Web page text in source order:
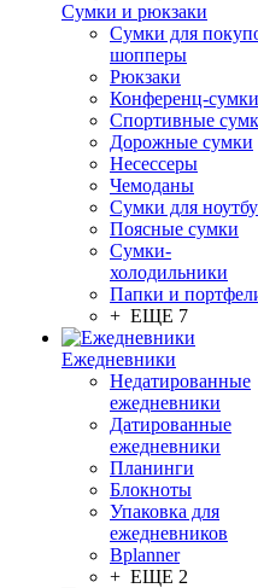
Сумки и рюкзаки
Сумки для
шопперы
Рюкзаки
Конференц-сумки
Спортивные
Дорожные сумки
Несессеры
Чемоданы
Сумки для
Поясные сумки
Сумки-
холодильники
Папки и
+ ЕЩЕ 7
Ежедневники
Недатированные
ежедневники
Датированные
ежедневники
Планинги
Блокноты
Упаковка для
ежедневников
Bplanner
+ ЕЩЕ 2